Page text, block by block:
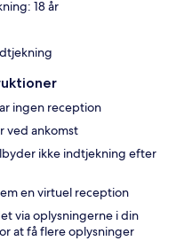
18 år
ingen reception
ved ankomst
ikke indtjekning efter
en virtuel reception
via oplysningerne i din
at få flere oplysninger